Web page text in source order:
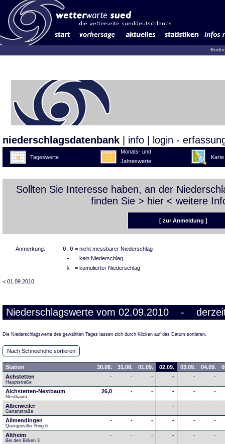
niederschlagsdatenbank info login -
Tageswerte
Monats- und
Jahreswerte
Karte
Sollten Sie Interesse haben, an der
finden Sie > hier < weitere
[ zur Anmeldung ]
Anmerkung: 0,0 = nicht messbarer Niederschlag
- = kein Niederschlag
k = kumulierter Niederschlag
< 01.09.2010
Niederschlagswerte vom 02.09.2010 -
Die Niederschlagswerte des gewählten Tages lassen sich durch Klicken auf das Datum sortieren.
Nach Schneehöhe sortieren
Station 30.08. 31.08. 01.09. 02.09. 03.09. 04.09.
Achstetten
Hauptstraße
- - - - - -
Aichstetten-Nestbaum
Nestbaum
26,0 - - - - -
Alberweiler
Gartenstraße
- - - - - -
Allmendingen
Querqueviller Ring 6
- - - - - -
Altheim
Bei den Birken 3
- - - - - -